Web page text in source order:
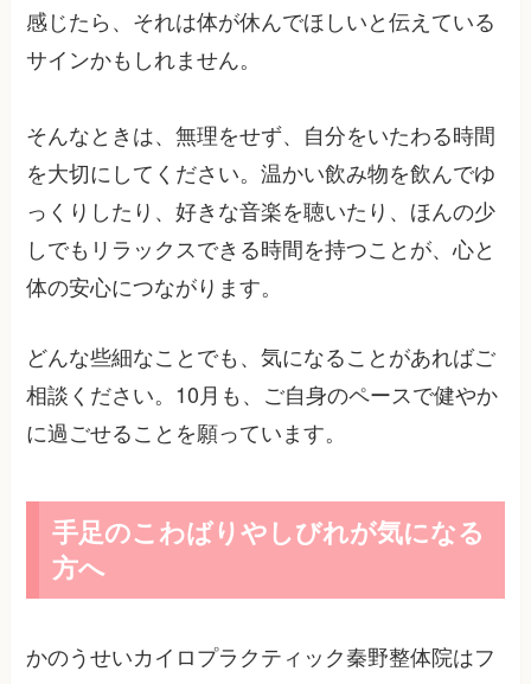
感じたら、それは体が休んでほしいと伝えている
サインかもしれません。
そんなときは、無理をせず、自分をいたわる時間
を大切にしてください。温かい飲み物を飲んでゆ
っくりしたり、好きな音楽を聴いたり、ほんの少
しでもリラックスできる時間を持つことが、心と
体の安心につながります。
どんな些細なことでも、気になることがあればご
相談ください。10月も、ご自身のペースで健やか
に過ごせることを願っています。
手足のこわばりやしびれが気になる
方へ
かのうせいカイロプラクティック秦野整体院はフ